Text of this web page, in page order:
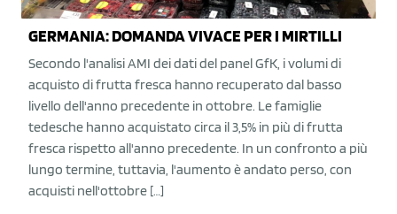
GERMANIA: DOMANDA VIVACE PER I MIRTILLI
Secondo l'analisi AMI dei dati del panel GfK, i volumi di
acquisto di frutta fresca hanno recuperato dal basso
livello dell'anno precedente in ottobre. Le famiglie
tedesche hanno acquistato circa il 3,5% in più di frutta
fresca rispetto all'anno precedente. In un confronto a più
lungo termine, tuttavia, l'aumento è andato perso, con
acquisti nell'ottobre […]